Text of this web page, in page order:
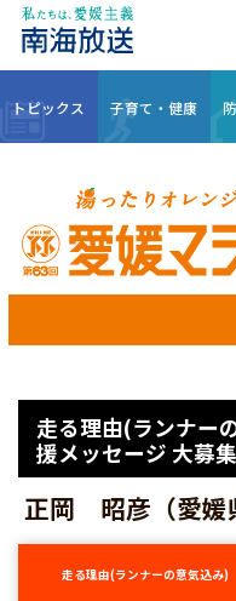
トピックス 子育て・健康
走る理由(ランナー
援メッセージ 大募集
正岡 昭彦（愛媛
走る理由(ランナーの意気込み)